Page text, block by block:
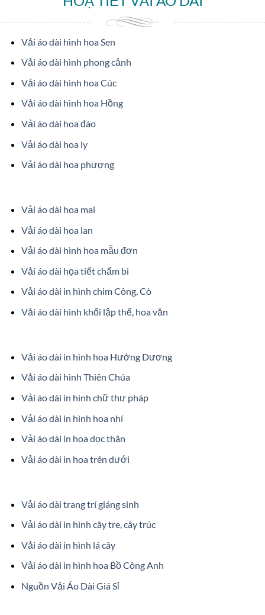
Vải áo dài hình hoa Sen
Vải áo dài hình phong cảnh
Vải áo dài hình hoa Cúc
Vải áo dài hình hoa Hồng
Vải áo dài hoa đào
Vải áo dài hoa ly
Vải áo dài hoa phượng
Vải áo dài hoa mai
Vải áo dài hoa lan
Vải áo dài hình hoa mẫu đơn
Vải áo dài họa tiết chấm bi
Vải áo dài in hình chim Công, Cò
Vải áo dài hình khối lập thể, hoa văn
Vải áo dài in hình hoa Hướng Dương
Vải áo dài hình Thiên Chúa
Vải áo dài in hình chữ thư pháp
Vải áo dài in hình hoa nhí
Vải áo dài in hoa dọc thân
Vải áo dài in hoa trên dưới
Vải áo dài trang trí giáng sinh
Vải áo dài in hình cây tre, cây trúc
Vải áo dài in hình lá cây
Vải áo dài in hình hoa Bồ Công Anh
Nguồn Vải Áo Dài Giá Sỉ